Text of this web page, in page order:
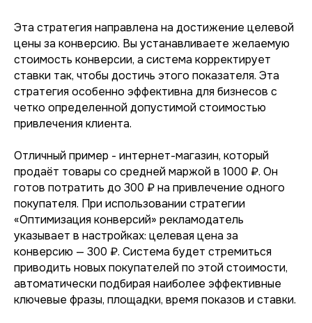
Эта стратегия направлена на достижение целевой
цены за конверсию. Вы устанавливаете желаемую
стоимость конверсии, а система корректирует
ставки так, чтобы достичь этого показателя. Эта
стратегия особенно эффективна для бизнесов с
четко определенной допустимой стоимостью
привлечения клиента.
Отличный пример - интернет-магазин, который
продаёт товары со средней маржой в 1000 ₽. Он
готов потратить до 300 ₽ на привлечение одного
покупателя. При использовании стратегии
«Оптимизация конверсий» рекламодатель
указывает в настройках: целевая цена за
конверсию — 300 ₽. Система будет стремиться
приводить новых покупателей по этой стоимости,
автоматически подбирая наиболее эффективные
ключевые фразы, площадки, время показов и ставки.